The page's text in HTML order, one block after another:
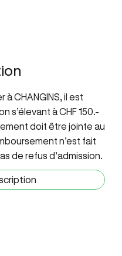
CHANGINS, il est
s’élevant à CHF 150.-
doit être jointe au
n’est fait
de refus d’admission.